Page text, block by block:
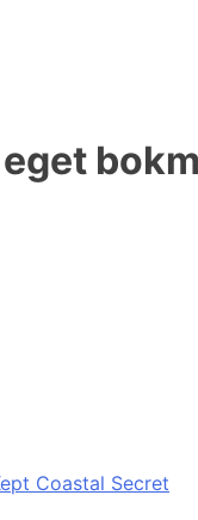
Coastal Secret